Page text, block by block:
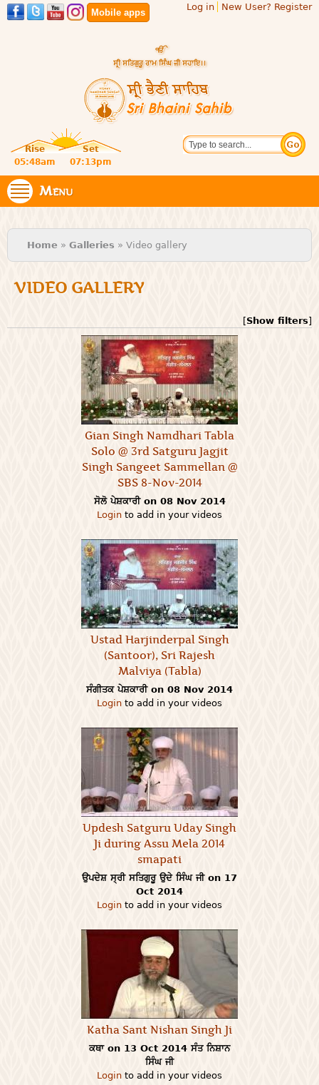
Skip to
main
Mobile apps
Log in New User? Register
Sri
Bhaini
Sahib
website
of central
religious
place for
Rise
Set
05:48am
07:13pm
Search
Menu
You are here
Home » Galleries » Video gallery
VIDEO GALLERY
[Show filters]
Gian Singh Namdhari Tabla
Solo @ 3rd Satguru Jagjit
Singh Sangeet Sammellan @
SBS 8-Nov-2014
ਸੋਲੋ ਪੇਸ਼ਕਾਰੀ on 08 Nov 2014
Login to add in your videos
Ustad Harjinderpal Singh
(Santoor), Sri Rajesh
Malviya (Tabla)
ਸੰਗੀਤਕ ਪੇਸ਼ਕਾਰੀ on 08 Nov 2014
Login to add in your videos
Updesh Satguru Uday Singh
Ji during Assu Mela 2014
smapati
ਉਪਦੇਸ਼ ਸ੍ਰੀ ਸਤਿਗੁਰੂ ਉਦੇ ਸਿੰਘ ਜੀ on 17
Oct 2014
Login to add in your videos
Katha Sant Nishan Singh Ji
ਕਥਾ on 13 Oct 2014 ਸੰਤ ਨਿਸ਼ਾਨ
ਸਿੰਘ ਜੀ
Login to add in your videos